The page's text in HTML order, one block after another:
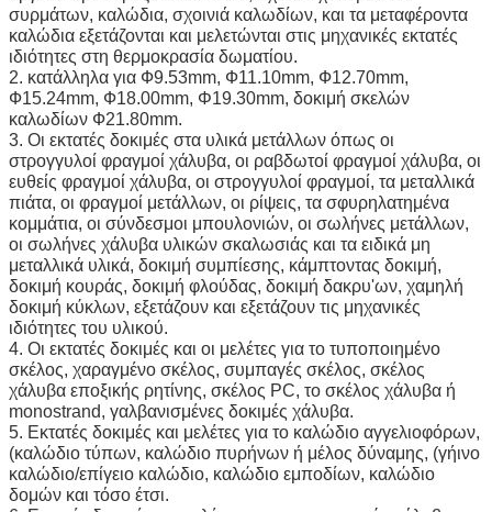
συρμάτων, καλώδια, σχοινιά καλωδίων, και τα μεταφέροντα
καλώδια εξετάζονται και μελετώνται στις μηχανικές εκτατές
ιδιότητες στη θερμοκρασία δωματίου.
2. κατάλληλα για Ф9.53mm, Ф11.10mm, Ф12.70mm,
Ф15.24mm, Ф18.00mm, Φ19.30mm, δοκιμή σκελών
καλωδίων Ф21.80mm.
3. Οι εκτατές δοκιμές στα υλικά μετάλλων όπως οι
στρογγυλοί φραγμοί χάλυβα, οι ραβδωτοί φραγμοί χάλυβα, οι
ευθείς φραγμοί χάλυβα, οι στρογγυλοί φραγμοί, τα μεταλλικά
πιάτα, οι φραγμοί μετάλλων, οι ρίψεις, τα σφυρηλατημένα
κομμάτια, οι σύνδεσμοι μπουλονιών, οι σωλήνες μετάλλων,
οι σωλήνες χάλυβα υλικών σκαλωσιάς και τα ειδικά μη
μεταλλικά υλικά, δοκιμή συμπίεσης, κάμπτοντας δοκιμή,
δοκιμή κουράς, δοκιμή φλούδας, δοκιμή δακρυ'ων, χαμηλή
δοκιμή κύκλων, εξετάζουν και εξετάζουν τις μηχανικές
ιδιότητες του υλικού.
4. Οι εκτατές δοκιμές και οι μελέτες για το τυποποιημένο
σκέλος, χαραγμένο σκέλος, συμπαγές σκέλος, σκέλος
χάλυβα εποξικής ρητίνης, σκέλος PC, το σκέλος χάλυβα ή
monostrand, γαλβανισμένες δοκιμές χάλυβα.
5. Εκτατές δοκιμές και μελέτες για το καλώδιο αγγελιοφόρων,
(καλώδιο τύπων, καλώδιο πυρήνων ή μέλος δύναμης, (γήινο
καλώδιο/επίγειο καλώδιο, καλώδιο εμποδίων, καλώδιο
δομών και τόσο έτσι.